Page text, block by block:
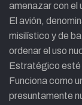
amenazar con el
El avión,
misilístico y de
ordenar el uso
Estratégico esté
Funciona como
presuntamente